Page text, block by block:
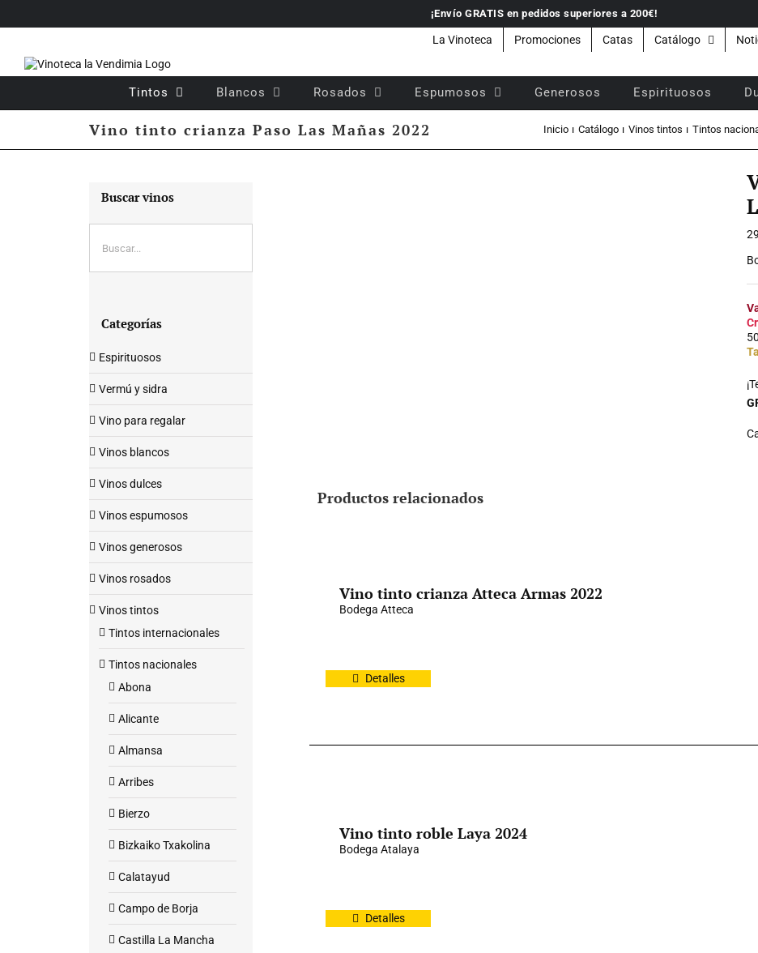
¡Envío GRATIS en pedidos superiores a 200€!
La Vinoteca Promociones Catas Catálogo
Tintos Blancos Rosados Espumosos Generosos Espirituosos
Vino tinto crianza Paso Las Mañas 2022 Inicio Catálogo Vinos tintos Tintos
Productos relacionados
Vino tinto crianza Atteca Armas 2022
Bodega Atteca
Detalles
Vino tinto roble Laya 2024
Bodega Atalaya
Detalles
Buscar vinos
Categorías
Espirituosos
Vermú y sidra
Vino para regalar
Vinos blancos
Vinos dulces
Vinos espumosos
Vinos generosos
Vinos rosados
Vinos tintos
Tintos internacionales
Tintos nacionales
Abona
Alicante
Almansa
Arribes
Bierzo
Bizkaiko Txakolina
Calatayud
Campo de Borja
Castilla La Mancha